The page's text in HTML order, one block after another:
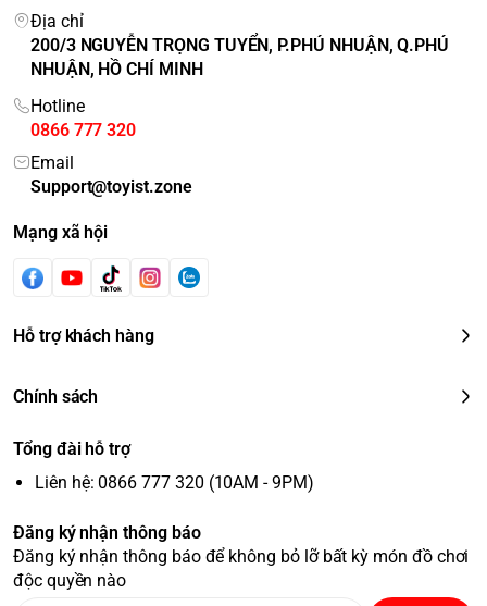
Địa chỉ
200/3 NGUYỄN TRỌNG TUYỂN, P.PHÚ NHUẬN, Q.PHÚ
NHUẬN, HỒ CHÍ MINH
Hotline
0866 777 320
Email
Support@toyist.zone
Mạng xã hội
Hỗ trợ khách hàng
Chính sách
Tổng đài hỗ trợ
Liên hệ: 0866 777 320 (10AM - 9PM)
Đăng ký nhận thông báo
Đăng ký nhận thông báo để không bỏ lỡ bất kỳ món đồ chơi
độc quyền nào